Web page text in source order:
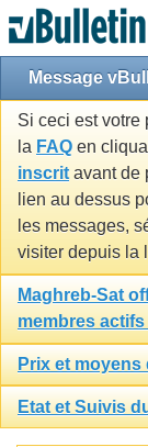
Message
Si ceci est votre
la FAQ en
inscrit avant de
lien au dessus
les messages,
visiter depuis la
Maghreb-Sat
membres
Prix et moyens
Etat et Suivis